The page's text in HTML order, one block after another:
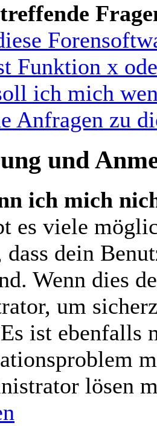
Funktion x
ich mich
Anfragen zu
und
ich mich
es viele
dass dein
Wenn dies
um
ist ebenfalls
lösen